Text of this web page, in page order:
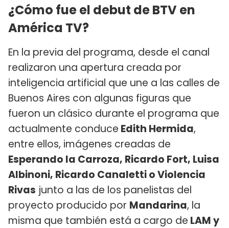
¿Cómo fue el debut de BTV en
América TV?
En la previa del programa, desde el canal
realizaron una apertura creada por
inteligencia artificial que une a las calles de
Buenos Aires con algunas figuras que
fueron un clásico durante el programa que
actualmente conduce Edith Hermida,
entre ellos, imágenes creadas de
Esperando la Carroza, Ricardo Fort, Luisa
Albinoni, Ricardo Canaletti o Violencia
Rivas junto a las de los panelistas del
proyecto producido por Mandarina, la
misma que también está a cargo de LAM y